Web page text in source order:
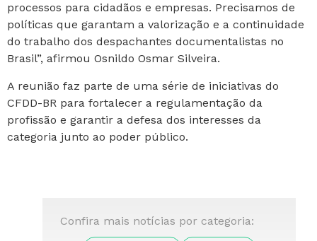
processos para cidadãos e empresas. Precisamos de
políticas que garantam a valorização e a continuidade
do trabalho dos despachantes documentalistas no
Brasil”, afirmou Osnildo Osmar Silveira.
A reunião faz parte de uma série de iniciativas do
CFDD-BR para fortalecer a regulamentação da
profissão e garantir a defesa dos interesses da
categoria junto ao poder público.
Confira mais notícias por categoria: